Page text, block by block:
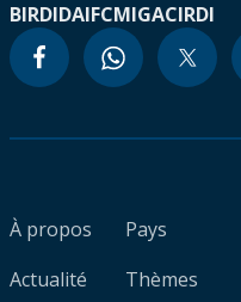
BIRDIDAIFCMIGACIRDI
À propos
Actualité
Pays
Thèmes